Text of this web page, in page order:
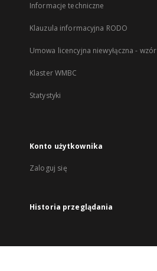
Informacje techniczne
Klauzula informacyjna RODO
Umowa licencyjna niewyłączna - wzór
Klaster WMBC
Statystyki
Konto użytkownika
Zaloguj się
Historia przeglądania